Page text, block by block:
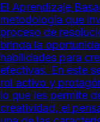
El Aprendizaje
metodología que
proceso de
brinda la
habilidades para
efectivas. En este
rol activo y
lo que les permite
creatividad, el